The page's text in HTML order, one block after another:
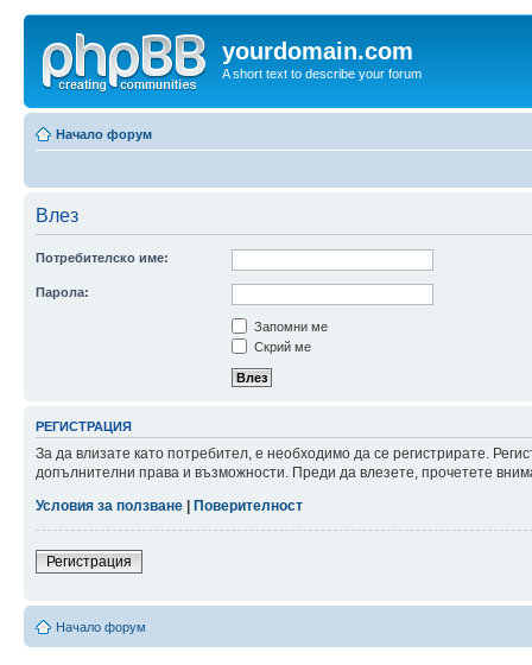
yourdomain.com
A short text to describe your forum
Начало форум
Влез
Потребителско име:
Парола:
Запомни ме
Скрий ме
РЕГИСТРАЦИЯ
За да влизате като потребител, е необходимо да се регистрирате.
допълнителни права и възможности. Преди да влезете, прочетете
Условия за ползване
Поверителност
Регистрация
Начало форум